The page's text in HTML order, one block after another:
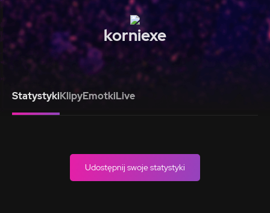
korniexe
StatystykiKlipyEmotkiLive
Udostępnij swoje statystyki